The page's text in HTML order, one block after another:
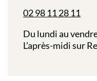
02 98 11 28 11
Du lundi au
L’après-midi sur